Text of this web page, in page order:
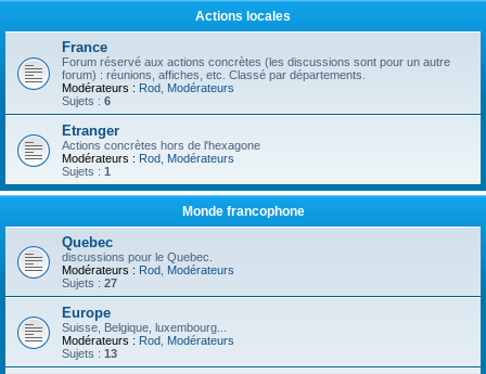
Actions locales
France
Forum réservé aux actions concrètes (les discussions sont pour un autre
forum) : réunions, affiches, etc. Classé par départements.
Modérateurs : Rod Modérateurs
Sujets : 6
Etranger
Actions concrètes hors de l'hexagone
Modérateurs : Rod Modérateurs
Sujets : 1
Monde francophone
Quebec
discussions pour le Quebec.
Modérateurs : Rod Modérateurs
Sujets : 27
Europe
Suisse, Belgique, luxembourg...
Modérateurs : Rod Modérateurs
Sujets : 13